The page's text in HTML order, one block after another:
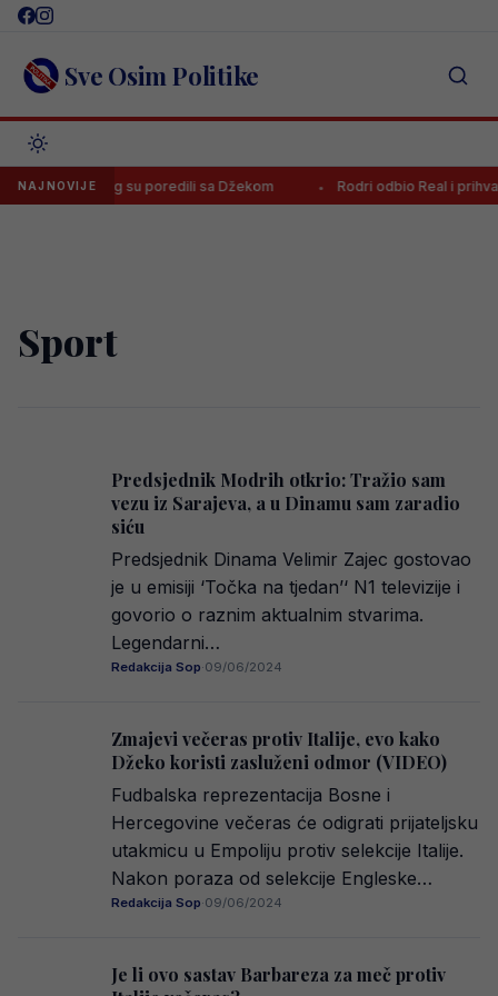
Skip
content Sve Osim Politike
NAJNOVIJEkojeg su poredili sa Džekom Rodri odbio Real i
Sport
Predsjednik Modrih otkrio: Tražio sam
vezu iz Sarajeva, a u Dinamu sam zaradio
siću
Predsjednik Dinama Velimir Zajec gostovao
je u emisiji ‘Točka na tjedan’‘ N1 televizije i
govorio o raznim aktualnim stvarima.
Legendarni…
Redakcija Sop·09/06/2024
Zmajevi večeras protiv Italije, evo kako
Džeko koristi zasluženi odmor (VIDEO)
Fudbalska reprezentacija Bosne i
Hercegovine večeras će odigrati prijateljsku
utakmicu u Empoliju protiv selekcije Italije.
Nakon poraza od selekcije Engleske…
Redakcija Sop·09/06/2024
Je li ovo sastav Barbareza za meč protiv